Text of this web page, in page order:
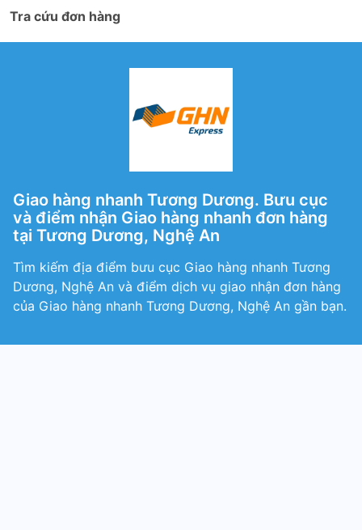
Tra cứu đơn hàng
Giao hàng nhanh Tương Dương. Bưu cục
và điểm nhận Giao hàng nhanh đơn hàng
tại Tương Dương, Nghệ An
Tìm kiếm địa điểm bưu cục Giao hàng nhanh Tương
Dương, Nghệ An và điểm dịch vụ giao nhận đơn hàng
của Giao hàng nhanh Tương Dương, Nghệ An gần bạn.